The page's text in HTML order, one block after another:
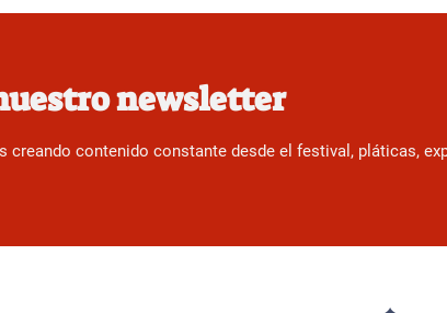
newsletter
creando contenido constante desde el festival, pláticas,